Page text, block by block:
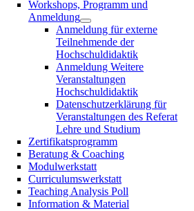
Workshops, Programm und
Anmeldung
Anmeldung für externe
Teilnehmende der
Hochschuldidaktik
Anmeldung Weitere
Veranstaltungen
Hochschuldidaktik
Datenschutzerklärung für
Veranstaltungen des Referat
Lehre und Studium
Zertifikatsprogramm
Beratung & Coaching
Modulwerkstatt
Curriculumswerkstatt
Teaching Analysis Poll
Information & Material